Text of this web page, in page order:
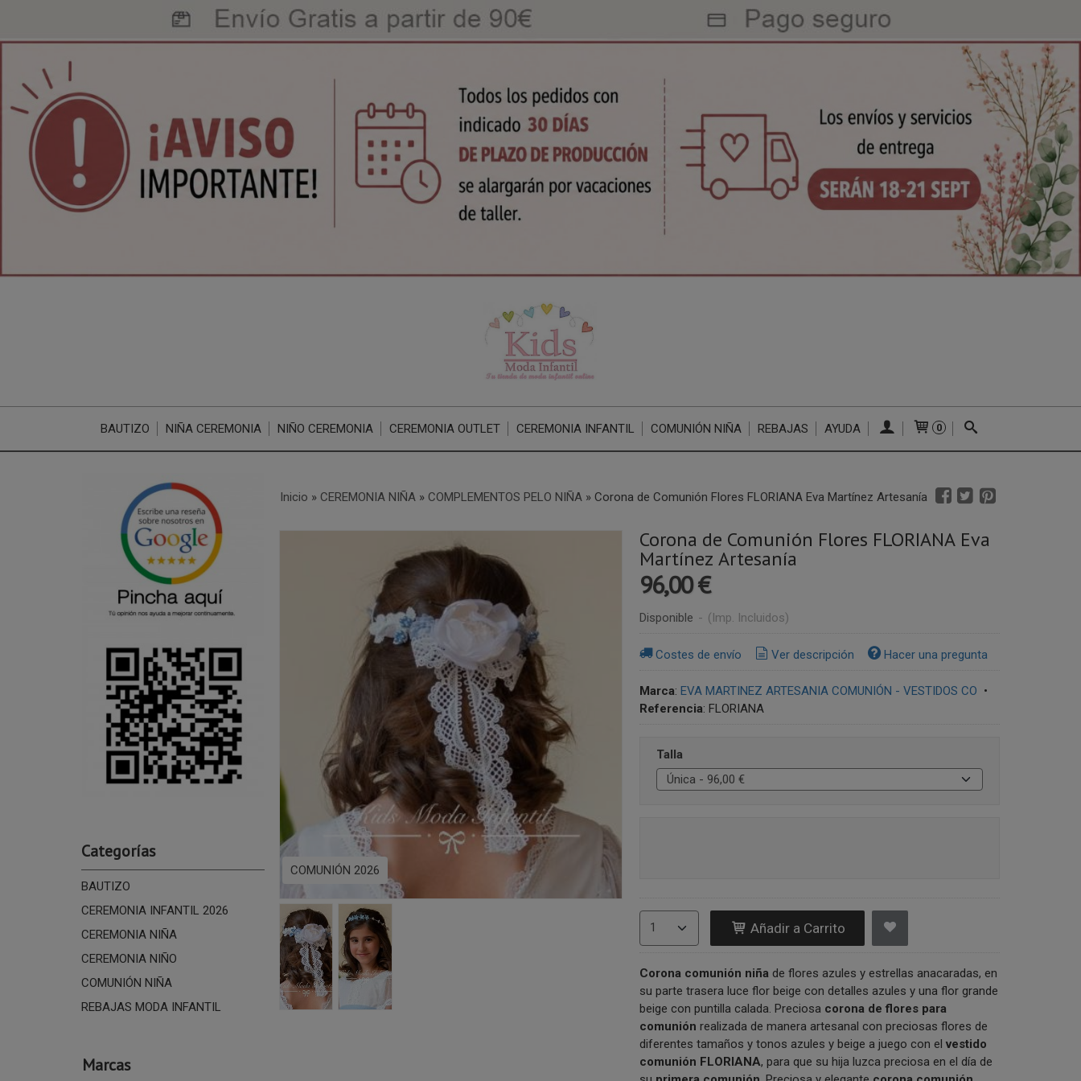
BAUTIZO NIÑA CEREMONIA NIÑO CEREMONIA CEREMONIA OUTLET CEREMONIA INFANTIL COMUNIÓN NIÑA REBAJAS AYUDA 0
Categorías
BAUTIZO
CEREMONIA INFANTIL 2026
CEREMONIA NIÑA
CEREMONIA NIÑO
COMUNIÓN NIÑA
REBAJAS MODA INFANTIL
Marcas
Inicio » CEREMONIA NIÑA» COMPLEMENTOS PELO NIÑA» Corona de Comunión Flores FLORIANA Eva Martínez Artesanía
COMUNIÓN 2026
Corona de Comunión Flores FLORIANA Eva
Martínez Artesanía
96,00 €
Disponible - (Imp. Incluidos)
Costes de envío Ver descripción Hacer una pregunta
Marca: EVA MARTINEZ ARTESANIA COMUNIÓN - VESTIDOS CO •
Referencia: FLORIANA
Talla
Añadir a Carrito
Corona comunión niñade flores azules y estrellas anacaradas, en
su parte trasera luce flor beige con detalles azules y una flor grande
beige con puntilla calada. Preciosa corona de flores para
comunión realizada de manera artesanal con preciosas flores de
diferentes tamaños y tonos azules y beige a juego con el vestido
comunión FLORIANA, para que su hija luzca preciosa en el día de